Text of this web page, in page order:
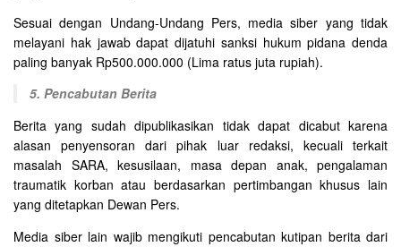
Sesuai dengan Undang-Undang Pers, media siber yang tidak
melayani hak jawab dapat dijatuhi sanksi hukum pidana denda
paling banyak Rp500.000.000 (Lima ratus juta rupiah).
5. Pencabutan Berita
Berita yang sudah dipublikasikan tidak dapat dicabut karena
alasan penyensoran dari pihak luar redaksi, kecuali terkait
masalah SARA, kesusilaan, masa depan anak, pengalaman
traumatik korban atau berdasarkan pertimbangan khusus lain
yang ditetapkan Dewan Pers.
Media siber lain wajib mengikuti pencabutan kutipan berita dari